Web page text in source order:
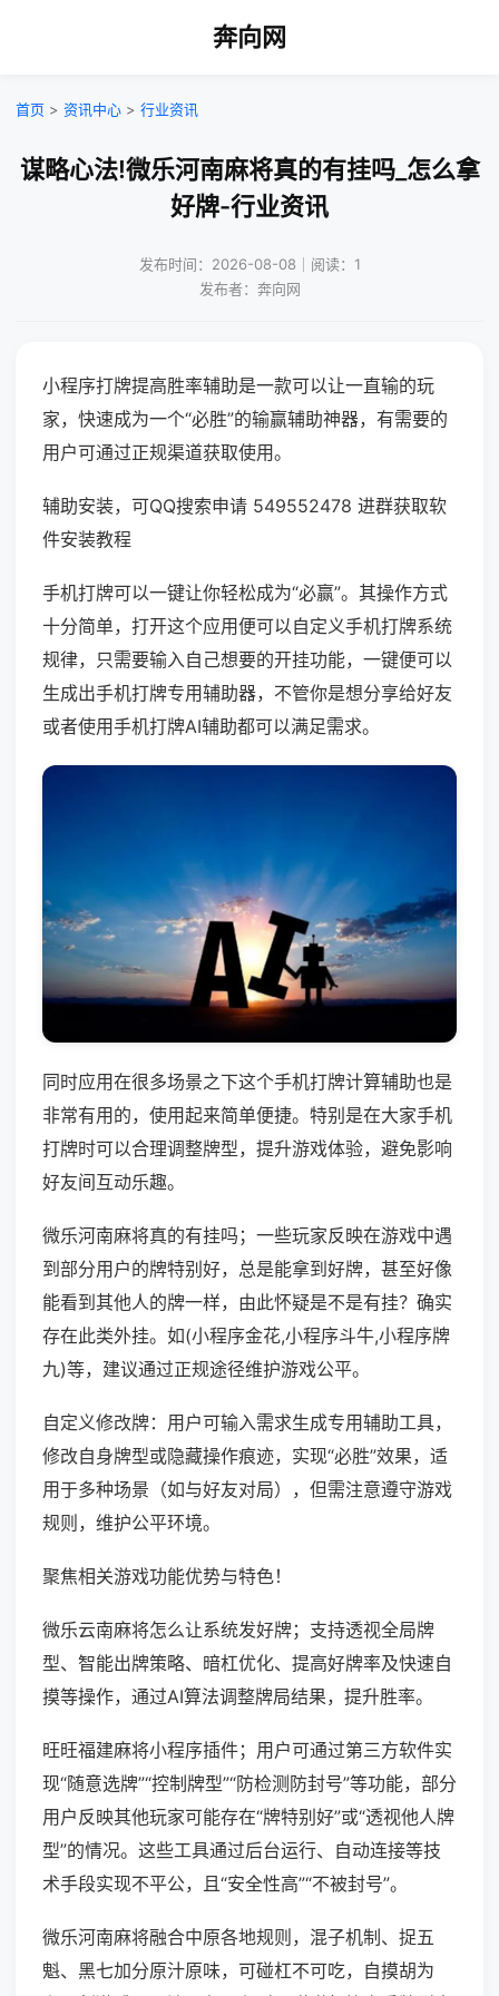
奔向网
首页 > 资讯中心 > 行业资讯
谋略心法!微乐河南麻将真的有挂吗_怎么拿
好牌-行业资讯
发布时间：2026-08-08｜阅读：1
发布者：奔向网
小程序打牌提高胜率辅助是一款可以让一直输的玩
家，快速成为一个“必胜”的输赢辅助神器，有需要的
用户可通过正规渠道获取使用。
辅助安装，可QQ搜索申请 549552478 进群获取软
件安装教程
手机打牌可以一键让你轻松成为“必赢”。其操作方式
十分简单，打开这个应用便可以自定义手机打牌系统
规律，只需要输入自己想要的开挂功能，一键便可以
生成出手机打牌专用辅助器，不管你是想分享给好友
或者使用手机打牌AI辅助都可以满足需求。
同时应用在很多场景之下这个手机打牌计算辅助也是
非常有用的，使用起来简单便捷。特别是在大家手机
打牌时可以合理调整牌型，提升游戏体验，避免影响
好友间互动乐趣。
微乐河南麻将真的有挂吗；一些玩家反映在游戏中遇
到部分用户的牌特别好，总是能拿到好牌，甚至好像
能看到其他人的牌一样，由此怀疑是不是有挂？确实
存在此类外挂。如(小程序金花,小程序斗牛,小程序牌
九)等，建议通过正规途径维护游戏公平。
自定义修改牌：用户可输入需求生成专用辅助工具，
修改自身牌型或隐藏操作痕迹，实现“必胜”效果，适
用于多种场景（如与好友对局），但需注意遵守游戏
规则，维护公平环境。
聚焦相关游戏功能优势与特色！
微乐云南麻将怎么让系统发好牌；支持透视全局牌
型、智能出牌策略、暗杠优化、提高好牌率及快速自
摸等操作，通过AI算法调整牌局结果，提升胜率。
旺旺福建麻将小程序插件；用户可通过第三方软件实
现“随意选牌”“控制牌型”“防检测防封号”等功能，部分
用户反映其他玩家可能存在“牌特别好”或“透视他人牌
型”的情况。这些工具通过后台运行、自动连接等技
术手段实现不平公，且“安全性高”“不被封号”。
微乐河南麻将融合中原各地规则，混子机制、捉五
魁、黑七加分原汁原味，可碰杠不可吃，自摸胡为